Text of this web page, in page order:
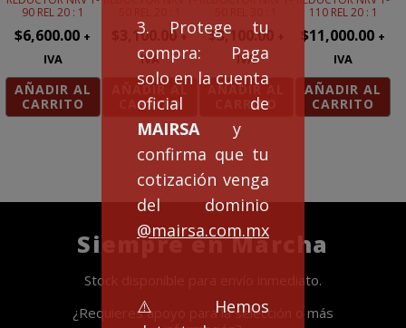
3. Protege tu
compra: Paga
solo en la cuenta
oficial de
MAIRSA y
confirma que tu
cotización venga
del dominio
@mairsa.com.mx
⚠️Hemos
90 REL 20 : 1
$6,600.00 +
IVA
AÑADIR AL
CARRITO
3,100.00 +
IVA
AÑADIR AL
CARRITO
$3,100.00
IVA
AÑADIR AL
CARRITO
110 REL 20 : 1
$11,000.00 +
IVA
AÑADIR AL
CARRITO
Siempre en Marcha
Stock disponible para envío inmediato.
¿Requieres apoyo para la selección o más